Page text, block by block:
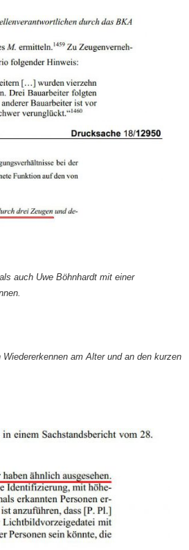
als auch Uwe Böhnhardt mit einer
am Alter und an den kurzen